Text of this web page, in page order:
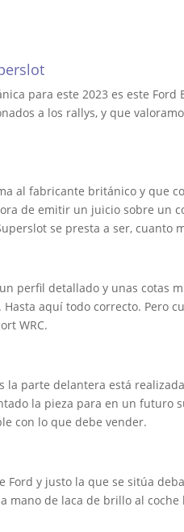
para este 2023 es este
a los rallys, y que
al fabricante británico y que
de emitir un juicio sobre un
se presta a ser,
perfil detallado y unas cotas
aquí todo correcto. Pero
WRC.
la parte delantera está
la pieza para en un
con lo que debe vender.
y justo la que se sitúa
de laca de brillo al